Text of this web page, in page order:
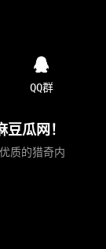
QQ群
瓜网！
质的猎奇内